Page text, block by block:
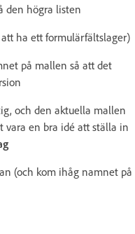
den högra listen
ha ett formulärfältslager)
på mallen så att det
och den aktuella mallen
vara en bra idé att ställa in
(och kom ihåg namnet på